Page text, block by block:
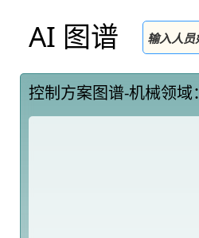
AI 图谱
控制方案图谱-机械领域：